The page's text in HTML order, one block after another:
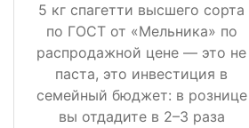
5 кг спагетти высшего сорта
по ГОСТ от «Мельника» по
распродажной цене — это не
паста, это инвестиция в
семейный бюджет: в рознице
вы отдадите в 2–3 раза